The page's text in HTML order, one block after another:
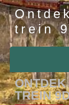
trein
TREIN